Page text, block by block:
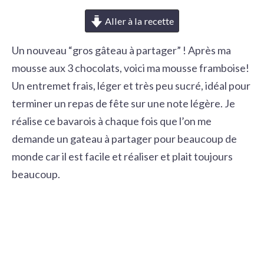
Aller à la recette
Un nouveau “gros gâteau à partager” ! Après ma
mousse aux 3 chocolats, voici ma mousse framboise!
Un entremet frais, léger et très peu sucré, idéal pour
terminer un repas de fête sur une note légère. Je
réalise ce bavarois à chaque fois que l’on me
demande un gateau à partager pour beaucoup de
monde car il est facile et réaliser et plait toujours
beaucoup.